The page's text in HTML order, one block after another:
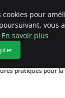
climatiques
pratiques pour
cookies pour
vous
En savoir plus